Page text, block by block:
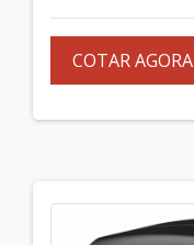
COTAR AGORA